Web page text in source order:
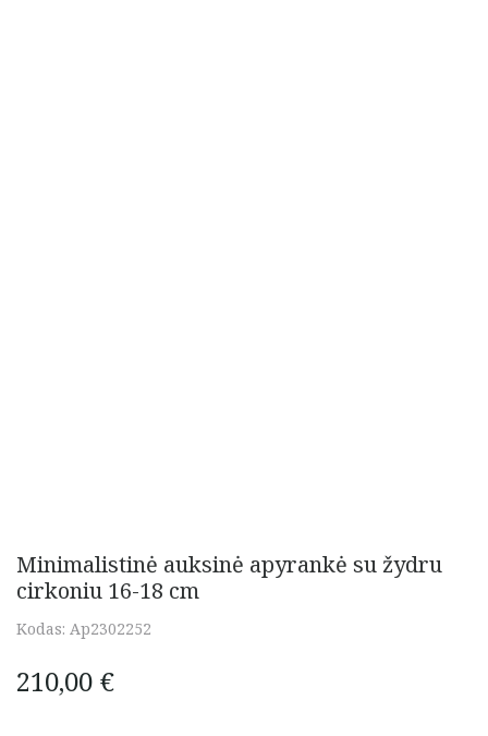
Minimalistinė auksinė apyrankė su žydru
cirkoniu 16-18 cm
Kodas: Ap2302252
210,00 €